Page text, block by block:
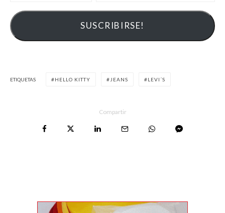
ETIQUETAS HELLO KITTY JEANS LEVI´S
Compartir